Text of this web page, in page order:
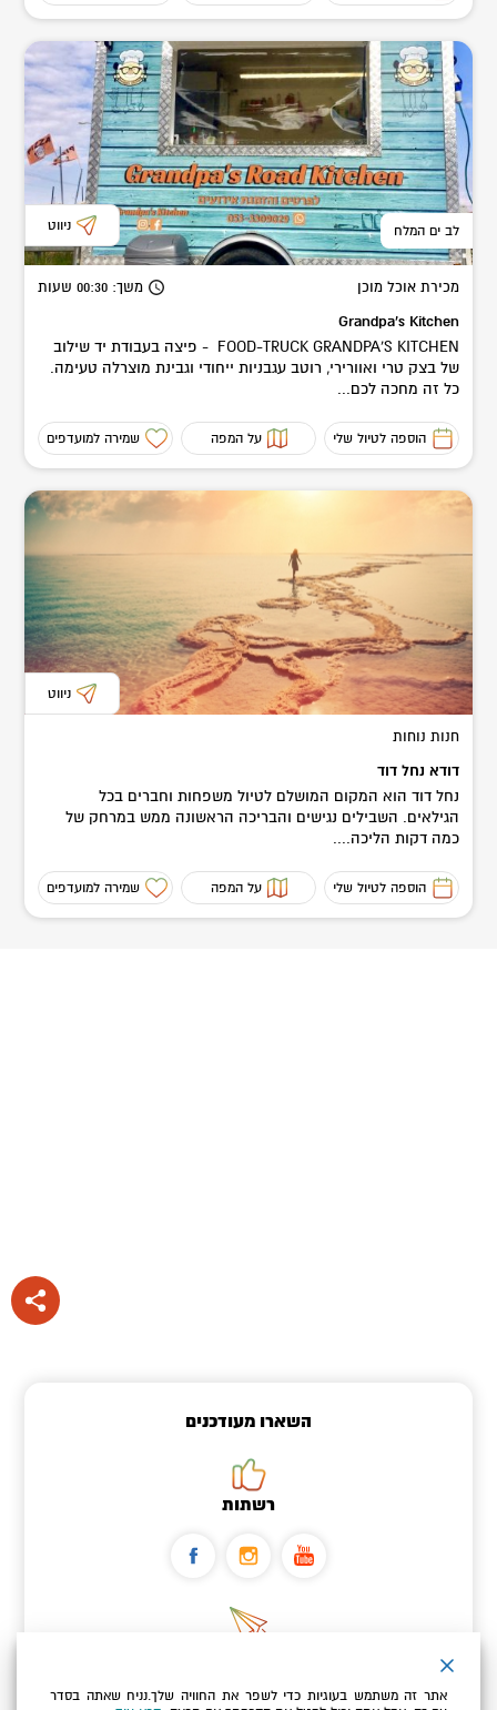
לב ים המלח ניווט
מכירת אוכל מוכן משך: 00:30 שעות
Grandpa's Kitchen
FOOD-TRUCK GRANDPA'S KITCHEN - פיצה בעבודת יד שילוב
של בצק טרי ואוורירי, רוטב עגבניות ייחודי וגבינת מוצרלה טעימה.
כל זה מחכה לכם...
הוספה לטיול שלי על המפה שמירה למועדפים
ניווט
חנות נוחות
דודא נחל דוד
נחל דוד הוא המקום המושלם לטיול משפחות וחברים בכל
הגילאים. השבילים נגישים והבריכה הראשונה ממש במרחק של
כמה דקות הליכה....
הוספה לטיול שלי על המפה שמירה למועדפים
השארו מעודכנים
רשתות
אתר זה משתמש בעוגיות כדי לשפר את החוויה שלך.נניח שאתה בסדר